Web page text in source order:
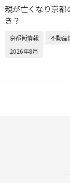
親が亡くなり京
き？
京都街情報 不動産
2026年8月